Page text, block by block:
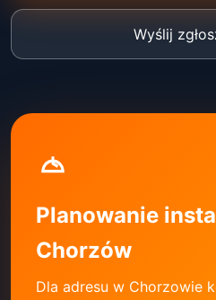
Wyślij
Planowanie
Chorzów
Dla adresu w Chorzowie